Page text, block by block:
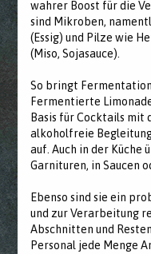
wahrer Boost für die
sind Mikroben,
(Essig) und Pilze wie
(Miso, Sojasauce).
So bringt
Fermentierte
Basis für Cocktails mit
alkoholfreie
auf. Auch in der Küche
Garnituren, in Saucen
Ebenso sind sie ein
und zur Verarbeitung
Abschnitten und
Personal jede Menge